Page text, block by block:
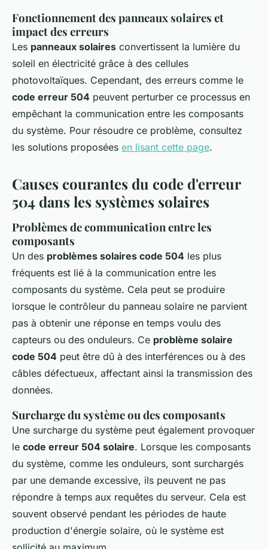
Fonctionnement des panneaux solaires et
impact des erreurs
Les panneaux solaires convertissent la lumière du
soleil en électricité grâce à des cellules
photovoltaïques. Cependant, des erreurs comme le
code erreur 504 peuvent perturber ce processus en
empêchant la communication entre les composants
du système. Pour résoudre ce problème, consultez
les solutions proposées en lisant cette page.
Causes courantes du code d'erreur
504 dans les systèmes solaires
Problèmes de communication entre les
composants
Un des problèmes solaires code 504 les plus
fréquents est lié à la communication entre les
composants du système. Cela peut se produire
lorsque le contrôleur du panneau solaire ne parvient
pas à obtenir une réponse en temps voulu des
capteurs ou des onduleurs. Ce problème solaire
code 504 peut être dû à des interférences ou à des
câbles défectueux, affectant ainsi la transmission des
données.
Surcharge du système ou des composants
Une surcharge du système peut également provoquer
le code erreur 504 solaire. Lorsque les composants
du système, comme les onduleurs, sont surchargés
par une demande excessive, ils peuvent ne pas
répondre à temps aux requêtes du serveur. Cela est
souvent observé pendant les périodes de haute
production d'énergie solaire, où le système est